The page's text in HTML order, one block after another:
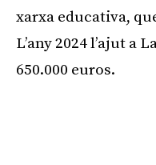
xarxa educativa,
L’any 2024 l’ajut a
650.000 euros.